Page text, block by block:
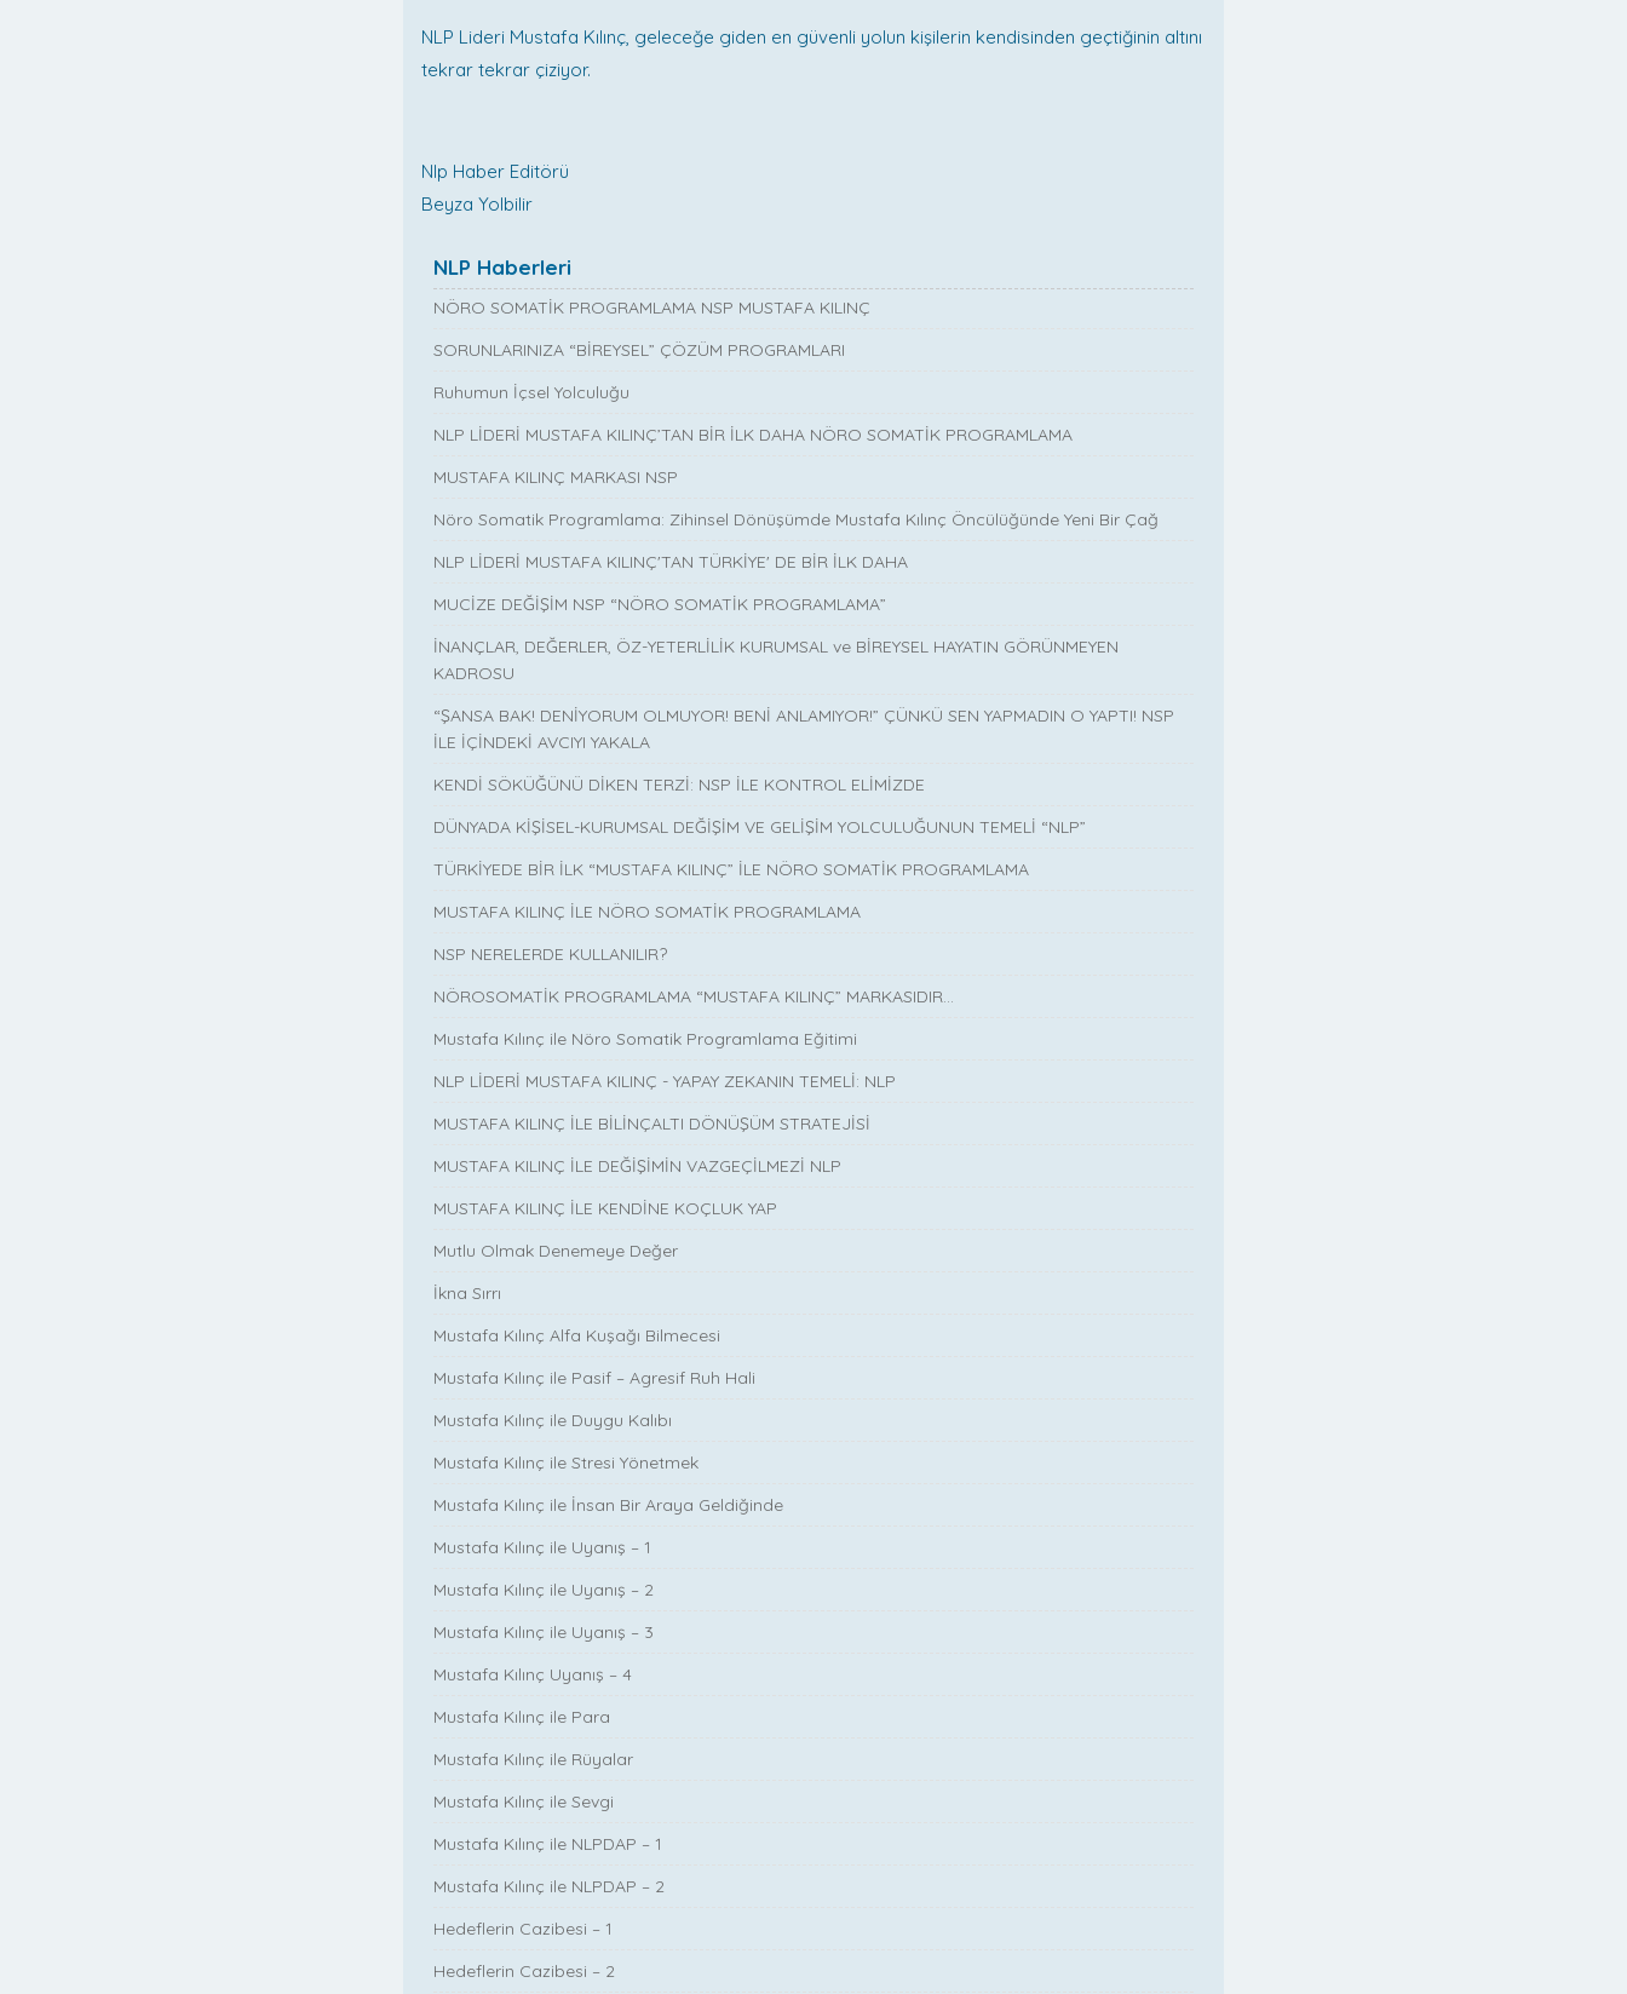
NLP Lideri Mustafa Kılınç, geleceğe giden en güvenli yolun kişilerin kendisinden geçtiğinin altını
tekrar tekrar çiziyor.
Nlp Haber Editörü
Beyza Yolbilir
NLP Haberleri
NÖRO SOMATİK PROGRAMLAMA NSP MUSTAFA KILINÇ
SORUNLARINIZA “BİREYSEL” ÇÖZÜM PROGRAMLARI
Ruhumun İçsel Yolculuğu
NLP LİDERİ MUSTAFA KILINÇ’TAN BİR İLK DAHA NÖRO SOMATİK PROGRAMLAMA
MUSTAFA KILINÇ MARKASI NSP
Nöro Somatik Programlama: Zihinsel Dönüşümde Mustafa Kılınç Öncülüğünde Yeni Bir Çağ
NLP LİDERİ MUSTAFA KILINÇ'TAN TÜRKİYE' DE BİR İLK DAHA
MUCİZE DEĞİŞİM NSP “NÖRO SOMATİK PROGRAMLAMA”
İNANÇLAR, DEĞERLER, ÖZ-YETERLİLİK KURUMSAL ve BİREYSEL HAYATIN GÖRÜNMEYEN
KADROSU
“ŞANSA BAK! DENİYORUM OLMUYOR! BENİ ANLAMIYOR!” ÇÜNKÜ SEN YAPMADIN O YAPTI! NSP
İLE İÇİNDEKİ AVCIYI YAKALA
KENDİ SÖKÜĞÜNÜ DİKEN TERZİ: NSP İLE KONTROL ELİMİZDE
DÜNYADA KİŞİSEL-KURUMSAL DEĞİŞİM VE GELİŞİM YOLCULUĞUNUN TEMELİ “NLP”
TÜRKİYEDE BİR İLK “MUSTAFA KILINÇ” İLE NÖRO SOMATİK PROGRAMLAMA
MUSTAFA KILINÇ İLE NÖRO SOMATİK PROGRAMLAMA
NSP NERELERDE KULLANILIR?
NÖROSOMATİK PROGRAMLAMA “MUSTAFA KILINÇ” MARKASIDIR…
Mustafa Kılınç ile Nöro Somatik Programlama Eğitimi
NLP LİDERİ MUSTAFA KILINÇ - YAPAY ZEKANIN TEMELİ: NLP
MUSTAFA KILINÇ İLE BİLİNÇALTI DÖNÜŞÜM STRATEJİSİ
MUSTAFA KILINÇ İLE DEĞİŞİMİN VAZGEÇİLMEZİ NLP
MUSTAFA KILINÇ İLE KENDİNE KOÇLUK YAP
Mutlu Olmak Denemeye Değer
İkna Sırrı
Mustafa Kılınç Alfa Kuşağı Bilmecesi
Mustafa Kılınç ile Pasif – Agresif Ruh Hali
Mustafa Kılınç ile Duygu Kalıbı
Mustafa Kılınç ile Stresi Yönetmek
Mustafa Kılınç ile İnsan Bir Araya Geldiğinde
Mustafa Kılınç ile Uyanış – 1
Mustafa Kılınç ile Uyanış – 2
Mustafa Kılınç ile Uyanış – 3
Mustafa Kılınç Uyanış – 4
Mustafa Kılınç ile Para
Mustafa Kılınç ile Rüyalar
Mustafa Kılınç ile Sevgi
Mustafa Kılınç ile NLPDAP – 1
Mustafa Kılınç ile NLPDAP – 2
Hedeflerin Cazibesi – 1
Hedeflerin Cazibesi – 2